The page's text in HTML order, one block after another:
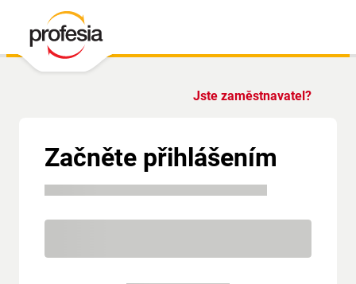
Jste zaměstnavatel?
Začněte přihlášením